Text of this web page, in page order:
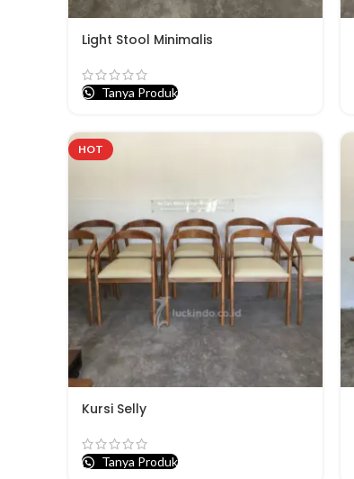
Light Stool Minimalis
Tanya Produk
HOT
Kursi Selly
Tanya Produk